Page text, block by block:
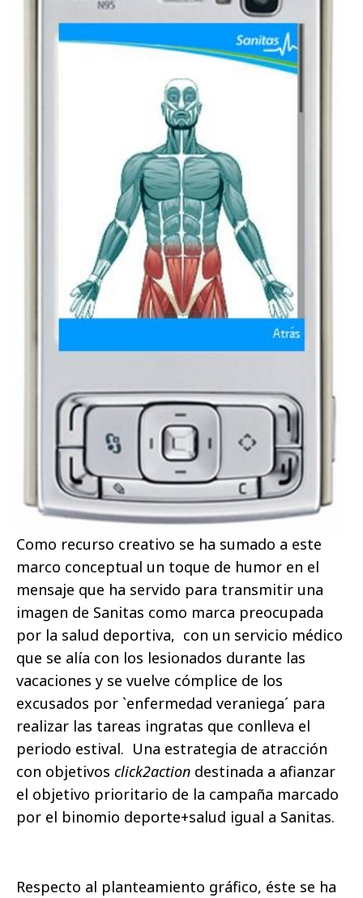
Como recurso creativo se ha sumado a este
marco conceptual un toque de humor en el
mensaje que ha servido para transmitir una
imagen de Sanitas como marca preocupada
por la salud deportiva, con un servicio médico
que se alía con los lesionados durante las
vacaciones y se vuelve cómplice de los
excusados por `enfermedad veraniega´ para
realizar las tareas ingratas que conlleva el
periodo estival. Una estrategia de atracción
con objetivos click2action destinada a afianzar
el objetivo prioritario de la campaña marcado
por el binomio deporte+salud igual a Sanitas.
Respecto al planteamiento gráfico, éste se ha